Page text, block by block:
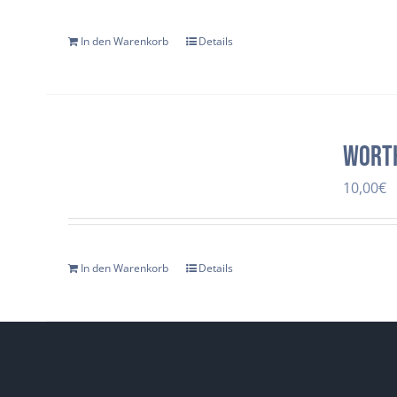
In den Warenkorb Details
10,00€
In den Warenkorb Details